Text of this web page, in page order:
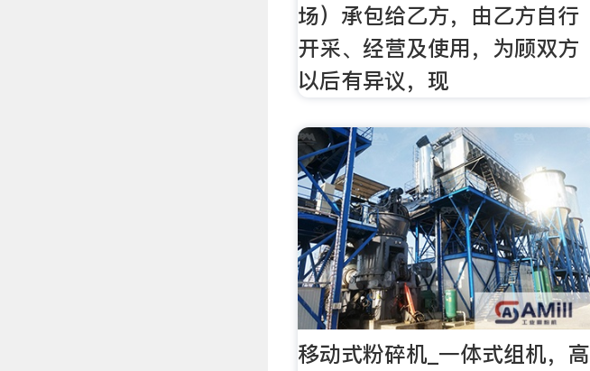
场）承包给乙方，由乙方自行
开采、经营及使用，为顾双方
以后有异议，现
移动式粉碎机_一体式组机，高